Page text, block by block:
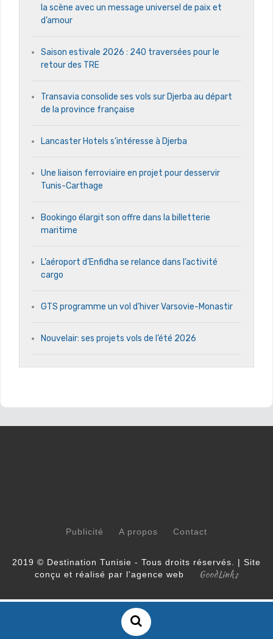
la scène avec un message universel de paix et
d’amour
Saison estivale 2026 : 240 traversées pour le
retour des TRE
Transavia consolide ses vols sur Djerba au départ
de la province française
Lancaster Hotels s’intéresse à Djerba
Une liaison ferroviaire en projet pour desservir
Tunis-Carthage
Bookingo élargit son offre dans la billetterie
maritime
L’aéroport d’Enfidha se relance dans l’activité
cargo
GTS programme un vol d’hiver Varsovie-Monastir
Nouvelair: ses projets vols de l’été 2026
Publicité A propos Contact
2019 © Destination Tunisie - Tous droits réservés. | Site
conçu et réalisé par l'agence web
GoodLinks